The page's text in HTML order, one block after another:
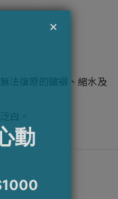
法復原的皺褶、縮水及
白。